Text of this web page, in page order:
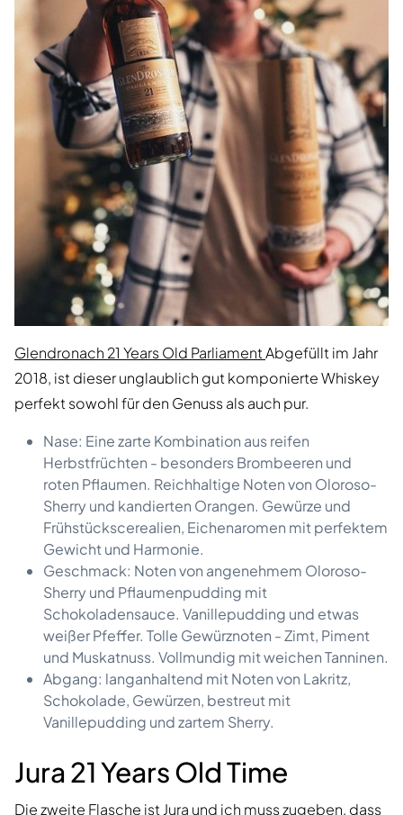
Glendronach 21 Years Old ParliamentAbgefüllt im Jahr
2018, ist dieser unglaublich gut komponierte Whiskey
perfekt sowohl für den Genuss als auch pur.
Nase: Eine zarte Kombination aus reifen
Herbstfrüchten - besonders Brombeeren und
roten Pflaumen. Reichhaltige Noten von Oloroso-
Sherry und kandierten Orangen. Gewürze und
Frühstückscerealien, Eichenaromen mit perfektem
Gewicht und Harmonie.
Geschmack: Noten von angenehmem Oloroso-
Sherry und Pflaumenpudding mit
Schokoladensauce. Vanillepudding und etwas
weißer Pfeffer. Tolle Gewürznoten - Zimt, Piment
und Muskatnuss. Vollmundig mit weichen Tanninen.
Abgang: langanhaltend mit Noten von Lakritz,
Schokolade, Gewürzen, bestreut mit
Vanillepudding und zartem Sherry.
Jura 21 Years Old Time
Die zweite Flasche ist Jura und ich muss zugeben, dass